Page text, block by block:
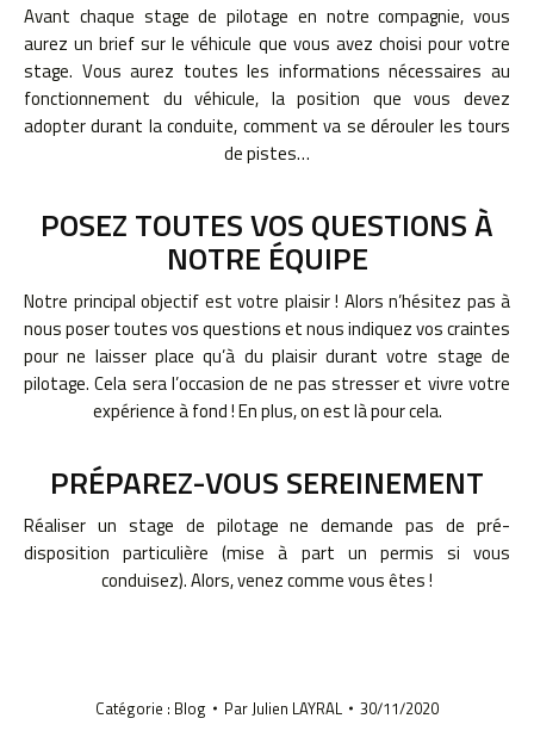
Avant chaque stage de pilotage en notre compagnie, vous
aurez un brief sur le véhicule que vous avez choisi pour votre
stage. Vous aurez toutes les informations nécessaires au
fonctionnement du véhicule, la position que vous devez
adopter durant la conduite, comment va se dérouler les tours
de pistes…
POSEZ TOUTES VOS QUESTIONS À
NOTRE ÉQUIPE
Notre principal objectif est votre plaisir ! Alors n’hésitez pas à
nous poser toutes vos questions et nous indiquez vos craintes
pour ne laisser place qu’à du plaisir durant votre stage de
pilotage. Cela sera l’occasion de ne pas stresser et vivre votre
expérience à fond ! En plus, on est là pour cela.
PRÉPAREZ-VOUS SEREINEMENT
Réaliser un stage de pilotage ne demande pas de pré-
disposition particulière (mise à part un permis si vous
conduisez). Alors, venez comme vous êtes !
Catégorie : Blog ParJulien LAYRAL 30/11/2020